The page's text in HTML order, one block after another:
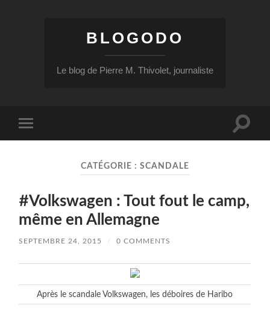
BLOGODO
Le blog de Pierre M. Thivolet, journaliste
mobile
Toggle
CATÉGORIE : SCANDALE
#Volkswagen : Tout fout le camp,
même en Allemagne
SEPTEMBRE 24, 2015 / 0 COMMENTS
Après le scandale Volkswagen, les déboires de Haribo